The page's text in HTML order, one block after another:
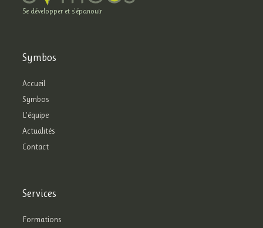
Se développer et s'épanouïr
Symbos
Accueil
Symbos
L'équipe
Actualités
Contact
Services
Formations